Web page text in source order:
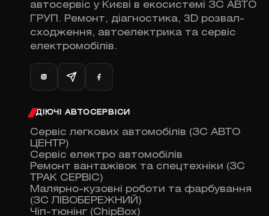
автосервіс у Києві в екосистемі ЗС АВТО
ГРУП. Ремонт, діагностика, 3D розвал-
сходження, автоелектрика та сервіс
електромобілів.
ДІЮЧІ АВТОСЕРВІСИ
Сервіс легкових автомобілів (ЗС АВТО
ЦЕНТР)
Сервіс електро автомобілів
Ремонт вантажівок та спецтехніки (ЗС
ТРАК СЕРВІС)
Малярно-кузовні роботи та фарбування
(ЗС ЛІВОБЕРЕЖНИЙ)
Чіп-тюнінг (ChipBox)